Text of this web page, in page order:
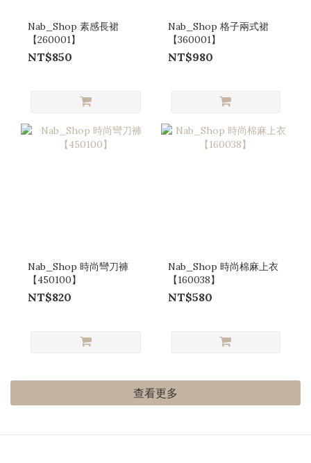
Nab_Shop 素感長裙
【260001】
NT$850
Nab_Shop 格子兩式裙
【360001】
NT$980
Nab_Shop 時尚彎刀褲
【450100】
NT$820
Nab_Shop 時尚棉麻上衣
【160038】
NT$580
查看更多